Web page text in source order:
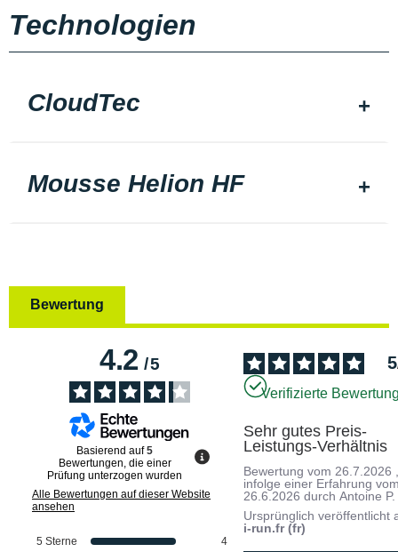
Technologien
CloudTec
Mousse Helion HF
Bewertung
4.2/5
Basierend auf5
Bewertungen, die einer
Prüfung unterzogen wurden
Alle Bewertungen auf dieser Website
ansehen
5 Sterne 4
5
Verifizierte
Sehr gutes Preis-
Leistungs-Verhältnis
Bewertung vom 26.7.2026
infolge einer Erfahrung
26.6.2026 durchAntoine P.
Ursprünglich veröffentlicht
i-run.fr (fr)